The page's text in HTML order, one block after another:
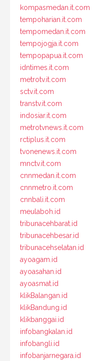
kompasmedan.it.com
tempoharian.it.com
tempomedan.it.com
tempojogja.it.com
tempopapua.it.com
idntimes.it.com
metrotv.it.com
sctv.it.com
transtv.it.com
indosiar.it.com
metrotvnews.it.com
rctiplus.it.com
tvonenews.it.com
mnctv.it.com
cnnmedan.it.com
cnnmetro.it.com
cnnbali.it.com
meulaboh.id
tribunacehbarat.id
tribunacehbesar.id
tribunacehselatan.id
ayoagam.id
ayoasahan.id
ayoasmat.id
klikBalangan.id
klikBandung.id
klikbanggai.id
infobangkalan.id
infobangli.id
infobanjarnegara.id